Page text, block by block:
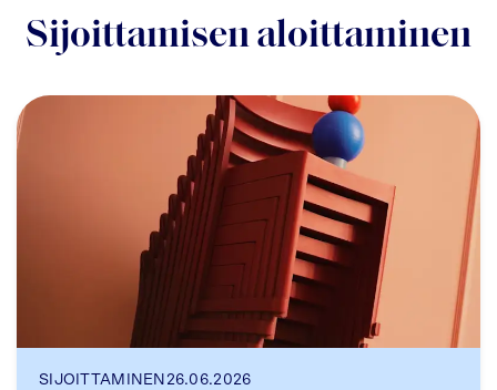
Sijoittamisen aloittaminen
SIJOITTAMINEN 26.06.2026